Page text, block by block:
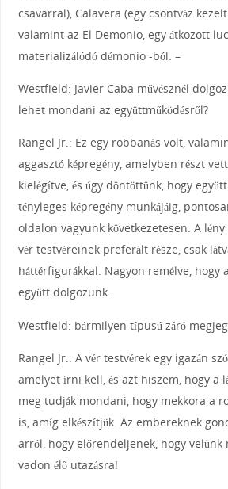
csavarral), Calavera (egy csontváz
valamint az El Demonio, egy átkozott
materializálódó démonio -ból. –
Westfield: Javier Caba művésznél
lehet mondani az együttműködésről?
Rangel Jr.: Ez egy robbanás volt,
aggasztó képregény, amelyben részt
kielégítve, és úgy döntöttünk, hogy
tényleges képregény munkájáig,
oldalon vagyunk következetesen. A
vér testvéreinek preferált része, csak
háttérfigurákkal. Nagyon remélve, hogy
együtt dolgozunk.
Westfield: bármilyen típusú záró
Rangel Jr.: A vér testvérek egy igazán
amelyet írni kell, és azt hiszem, hogy a
meg tudják mondani, hogy mekkora a
is, amíg elkészítjük. Az embereknek
arról, hogy előrendeljenek, hogy velünk
vadon élő utazásra!